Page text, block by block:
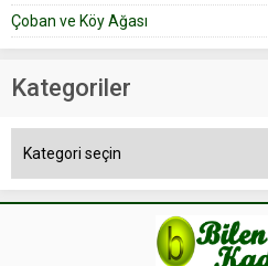
Çoban ve Köy Ağası
Kategoriler